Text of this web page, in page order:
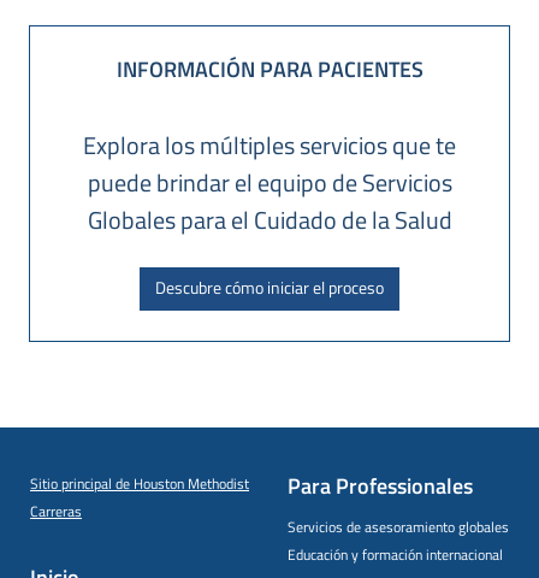
INFORMACIÓN PARA PACIENTES
Explora los múltiples servicios que te
puede brindar el equipo de Servicios
Globales para el Cuidado de la Salud
Descubre cómo iniciar el proceso
Sitio principal de Houston Methodist
Carreras
Para Professionales
Servicios de asesoramiento globales
Educación y formación internacional